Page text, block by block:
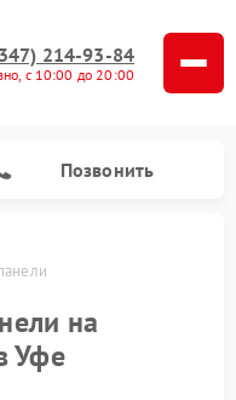
214-93-84
с 10:00 до 20:00
Позвонить
на
Уфе